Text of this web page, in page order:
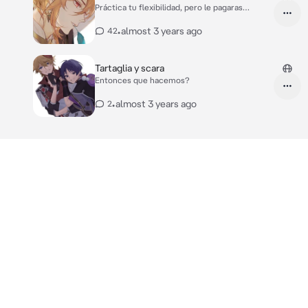
demasiado paciente..cuando digo que quiero tu
algo de enojo* *las galletas tenían afrodisíacos*
Práctica tu flexibilidad, pero le pagaras
42•almost 3 years ago
Tartaglia y scara
Entonces que hacemos?
2•almost 3 years ago